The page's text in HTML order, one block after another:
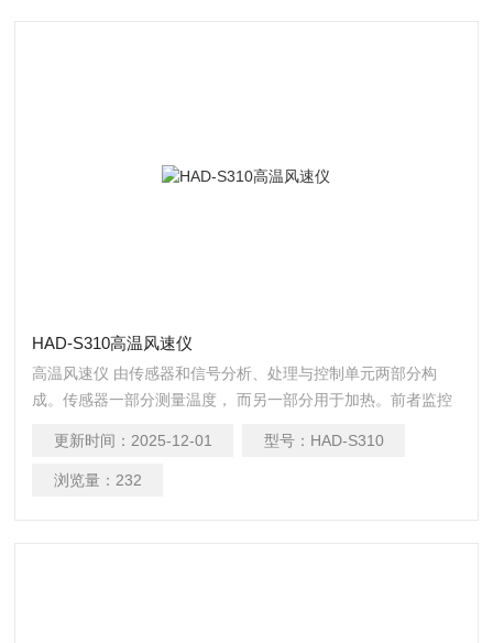
HAD-S310高温风速仪
高温风速仪 由传感器和信号分析、处理与控制单元两部分构
成。传感器一部分测量温度， 而另一部分用于加热。前者监控
更新时间： 2025-12-01 型号： HAD-S310
浏览量： 232